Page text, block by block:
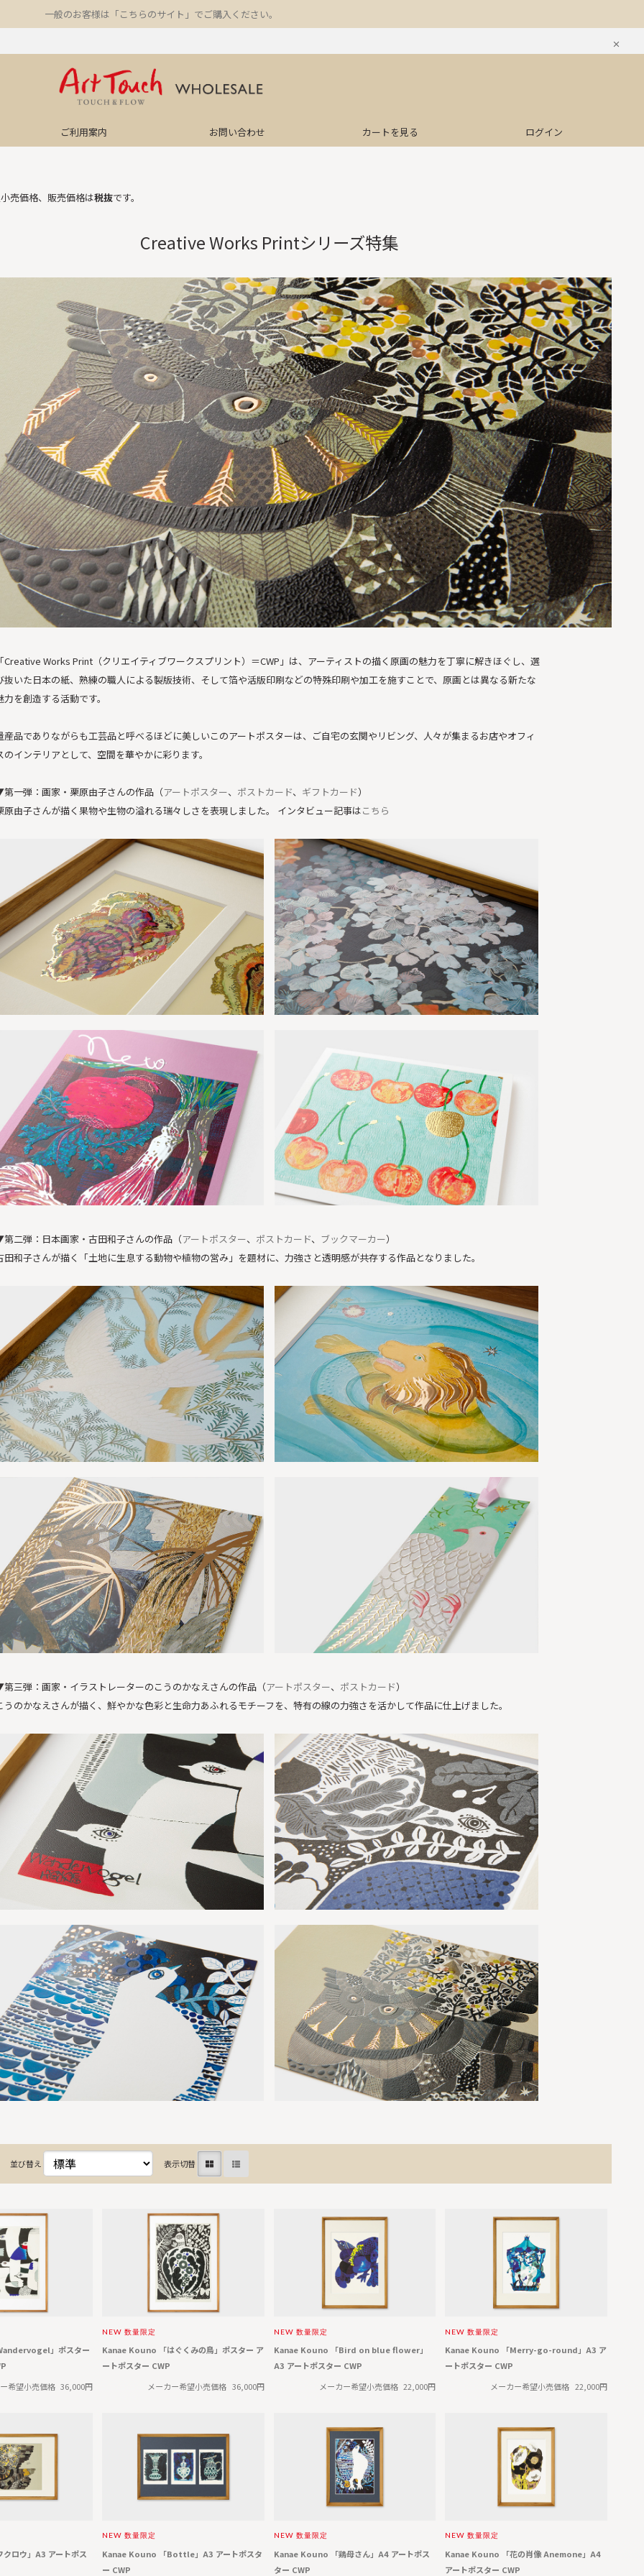
一般のお客様は「こちらのサイト」でご購入ください。
ご利用案内 お問い合わせ カートを見る ログイン
売価格、販売価格は税抜です。
Creative Works Printシリーズ特集
Creative Works Print（クリエイティブワークスプリント）＝CWP」は、アーティストの描く原画の魅力を丁寧に解きほぐし、選
抜いた日本の紙、熟練の職人による製版技術、そして箔や活版印刷などの特殊印刷や加工を施すことで、原画とは異なる新たな
力を創造する活動です。
産品でありながらも工芸品と呼べるほどに美しいこのアートポスターは、ご自宅の玄関やリビング、人々が集まるお店やオフィ
のインテリアとして、空間を華やかに彩ります。
一弾：画家・栗原由子さんの作品（アートポスター、 ポストカード、 ギフトカード）
原由子さんが描く果物や生物の溢れる瑞々しさを表現しました。 インタビュー記事はこちら
二弾：日本画家・古田和子さんの作品（アートポスター、 ポストカード、 ブックマーカー）
田和子さんが描く「土地に生息する動物や植物の営み」を題材に、力強さと透明感が共存する作品となりました。
三弾：画家・イラストレーターのこうのかなえさんの作品（アートポスター、 ポストカード）
うのかなえさんが描く、鮮やかな色彩と生命力あふれるモチーフを、特有の線の力強さを活かして作品に仕上げました。
並び替え 表示切替
」ポスター
希望小売価格 36,000円
NEW 数量限定
Kanae Kouno 「はぐくみの鳥」ポスター ア
ートポスター CWP
メーカー希望小売価格 36,000円
NEW 数量限定
Kanae Kouno 「Bird on blue flower」
A3 アートポスター CWP
メーカー希望小売価格 22,000円
NEW 数量限定
Kanae Kouno 「Merry-go-round」A3 ア
ートポスター CWP
メーカー希望小売価格 22,000円
ロウ」A3 アートポス
NEW 数量限定
Kanae Kouno 「Bottle」A3 アートポスタ
ー CWP
NEW 数量限定
Kanae Kouno 「鶏母さん」A4 アートポス
ター CWP
NEW 数量限定
Kanae Kouno 「花の肖像 Anemone」A4
アートポスター CWP